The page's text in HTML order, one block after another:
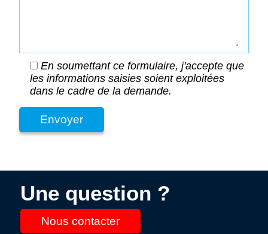
En soumettant ce formulaire, j'accepte que
les informations saisies soient exploitées
dans le cadre de la demande.
Une question ?
Nous contacter